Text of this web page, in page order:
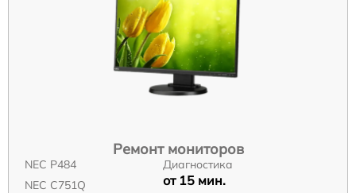
Ремонт мониторов
NEC P484
NEC C751Q
Диагностика
от 15 мин.